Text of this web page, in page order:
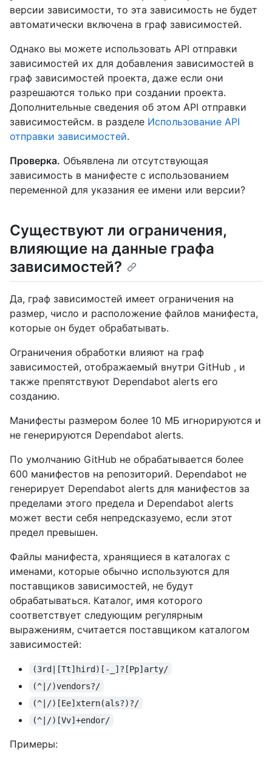
версии зависимости, то эта зависимость не будет
автоматически включена в граф зависимостей.
Однако вы можете использовать API отправки
зависимостей их для добавления зависимостей в
граф зависимостей проекта, даже если они
разрешаются только при создании проекта.
Дополнительные сведения об этом API отправки
зависимостейсм. в разделе Использование API
отправки зависимостей.
Проверка. Объявлена ли отсутствующая
зависимость в манифесте с использованием
переменной для указания ее имени или версии?
Существуют ли ограничения,
влияющие на данные графа
зависимостей?
Да, граф зависимостей имеет ограничения на
размер, число и расположение файлов манифеста,
которые он будет обрабатывать.
Ограничения обработки влияют на граф
зависимостей, отображаемый внутри GitHub , и
также препятствуют Dependabot alerts его
созданию.
Манифесты размером более 10 МБ игнорируются и
не генерируются Dependabot alerts.
По умолчанию GitHub не обрабатывается более
600 манифестов на репозиторий. Dependabot не
генерирует Dependabot alerts для манифестов за
пределами этого предела и Dependabot alerts
может вести себя непредсказуемо, если этот
предел превышен.
Файлы манифеста, хранящиеся в каталогах с
именами, которые обычно используются для
поставщиков зависимостей, не будут
обрабатываться. Каталог, имя которого
соответствует следующим регулярным
выражениям, считается поставщиком каталогом
зависимостей:
(3rd|[Tt]hird)[-_]?[Pp]arty/
(^|/)vendors?/
(^|/)[Ee]xtern(als?)?/
(^|/)[Vv]+endor/
Примеры: